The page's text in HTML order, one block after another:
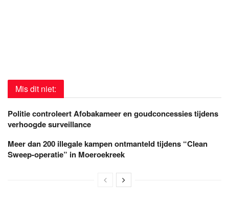
Mis dit niet:
Politie controleert Afobakameer en goudconcessies tijdens
verhoogde surveillance
Meer dan 200 illegale kampen ontmanteld tijdens “Clean
Sweep-operatie” in Moeroekreek